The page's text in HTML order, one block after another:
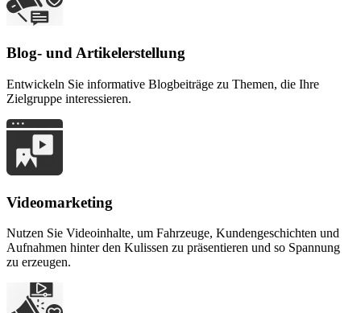
Blog- und Artikelerstellung
Entwickeln Sie informative Blogbeiträge zu Themen, die Ihre
Zielgruppe interessieren.
Videomarketing
Nutzen Sie Videoinhalte, um Fahrzeuge, Kundengeschichten und
Aufnahmen hinter den Kulissen zu präsentieren und so Spannung
zu erzeugen.